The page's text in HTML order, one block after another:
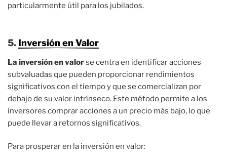
particularmente útil para los jubilados.
5. Inversión en Valor
La inversión en valorse centra en identificar acciones
subvaluadas que pueden proporcionar rendimientos
significativos con el tiempo y que se comercializan por
debajo de su valor intrínseco. Este método permite a los
inversores comprar acciones a un precio más bajo, lo que
puede llevar a retornos significativos.
Para prosperar en la inversión en valor: